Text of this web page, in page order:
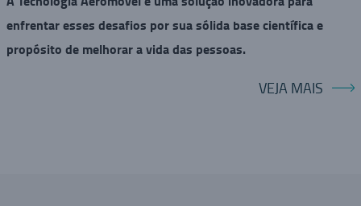
enfrentar esses desafios por sua sólida base científica e
propósito de melhorar a vida das pessoas.
VEJA MAIS